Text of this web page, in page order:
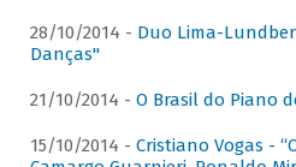
28/10/2014 - Duo Lima-
Danças"
21/10/2014 - O Brasil do Piano
15/10/2014 - Cristiano Vogas -